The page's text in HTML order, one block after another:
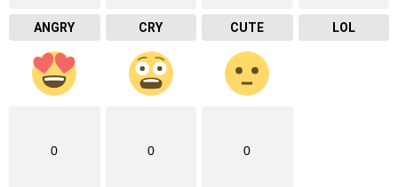
ANGRY CRY CUTE LOL
0 0 0